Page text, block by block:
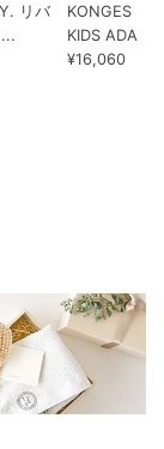
リバ
KONGES
KIDS ADA...
¥16,060